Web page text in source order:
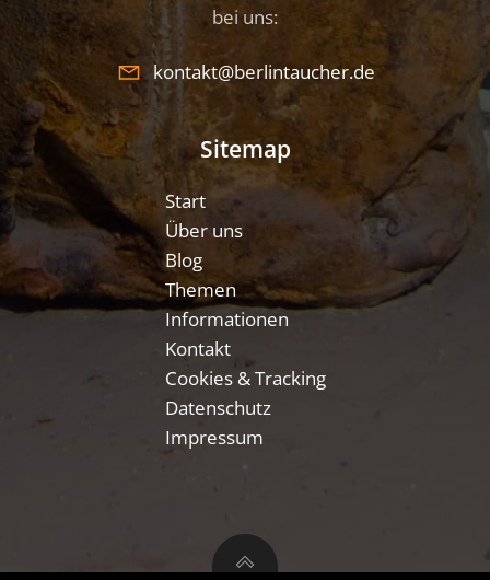
bei uns:
kontakt@berlintaucher.de
Sitemap
Start
Über uns
Blog
Themen
Informationen
Kontakt
Cookies & Tracking
Datenschutz
Impressum